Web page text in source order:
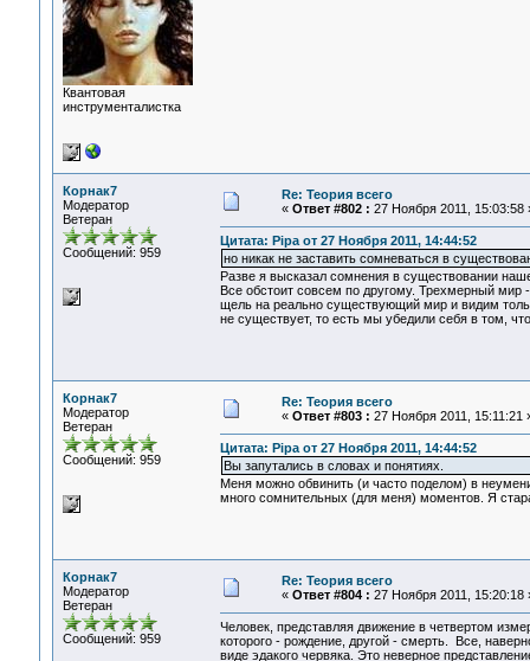
Квантовая
инструменталистка
Корнак7
Модератор
Ветеран
Сообщений: 959
Re: Теория всего
« Ответ #802 : 27 Ноября 2011, 15:03:58
Цитата: Pipa от 27 Ноября 2011, 14:44:52
но никак не заставить сомневаться в
Разве я высказал сомнения в существовании
Все обстоит совсем по другому. Трехмерный
щель на реально существующий мир и видим
не существует, то есть мы убедили себя в том,
Корнак7
Модератор
Ветеран
Сообщений: 959
Re: Теория всего
« Ответ #803 : 27 Ноября 2011, 15:11:21
Цитата: Pipa от 27 Ноября 2011, 14:44:52
Вы запутались в словах и понятиях.
Меня можно обвинить (и часто поделом) в
много сомнительных (для меня) моментов. Я
Корнак7
Модератор
Ветеран
Сообщений: 959
Re: Теория всего
« Ответ #804 : 27 Ноября 2011, 15:20:18
Человек, представляя движение в четвертом
которого - рождение, другой - смерть. Все,
виде эдакого червяка. Это неверное